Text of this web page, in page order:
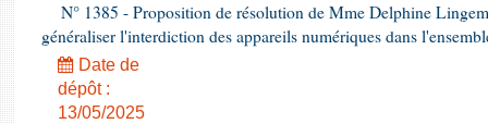
N° 1385 - Proposition de résolution de Mme Delphine
généraliser l'interdiction des appareils numériques dans
Date de
dépôt :
13/05/2025